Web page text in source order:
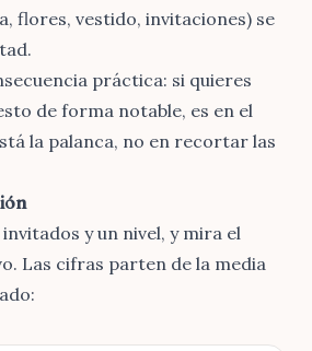
flores, vestido, invitaciones) se
práctica: si quieres
de forma notable, es en el
la palanca, no en recortar las
y un nivel, y mira el
Las cifras parten de la media